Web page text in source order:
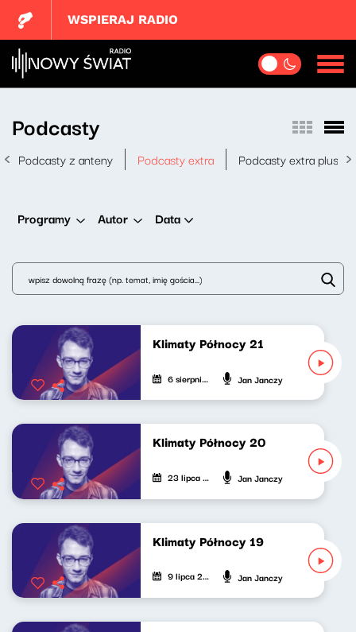
WSPIERAJ RADIO
Podcasty
Podcasty z anteny Podcasty extra Podcasty extra plus
Programy Autor Data
Klimaty Północy 21
6 sierpnia 2022 Jan Janczy
Klimaty Północy 20
23 lipca 2022 Jan Janczy
Klimaty Północy 19
9 lipca 2022 Jan Janczy